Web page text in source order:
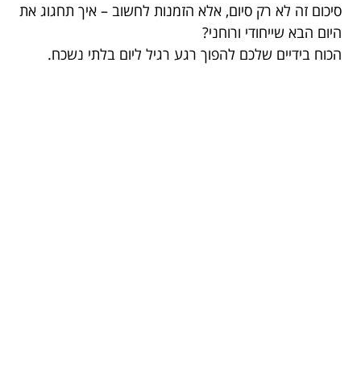
סיכום זה לא רק סיום, אלא הזמנות לחשוב – איך תחגוג את
היום הבא שייחודי ורוחני?
הכוח בידיים שלכם להפוך רגע רגיל ליום בלתי נשכח.